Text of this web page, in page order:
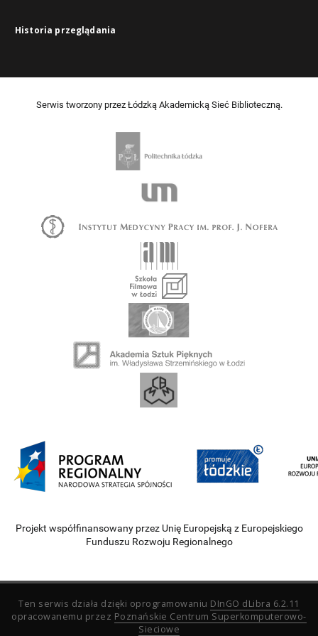
Historia przeglądania
Serwis tworzony przez Łódzką Akademicką Sieć Biblioteczną.
Projekt współfinansowany przez Unię Europejską z Europejskiego
Funduszu Rozwoju Regionalnego
Ten serwis działa dzięki oprogramowaniu DInGO dLibra 6.2.11
opracowanemu przez Poznańskie Centrum Superkomputerowo-
Sieciowe